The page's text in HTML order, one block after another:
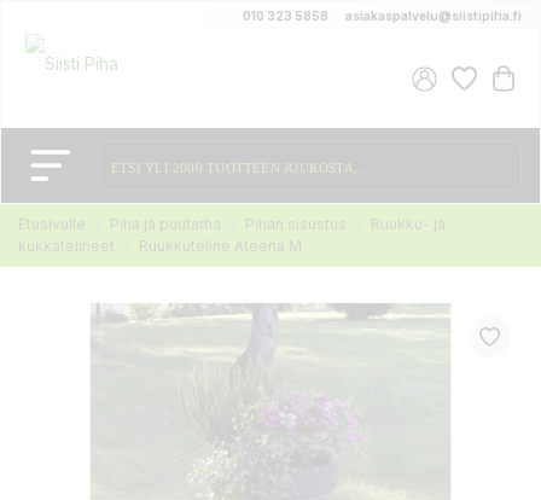
010 323 5858 asiakaspalvelu@siistipiha.fi
Etusivulle Piha ja puutarha Pihan sisustus
Ruukku- ja
kukkatelineet
Ruukkuteline Ateena M